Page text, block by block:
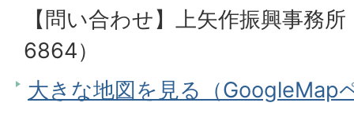
【問い合わせ】上矢作振興事務
6864）
大きな地図を見る（GoogleMap